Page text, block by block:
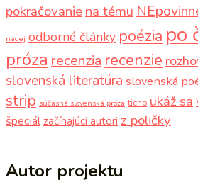
pokračovaniena tému
nádej odborné články poézia po
próza recenzia recenzie
slovenská literatúra slovenská
strip súčasná slovenská próza ticho ukáž sa
špeciál začínajúci autori z poličky
Autor projektu